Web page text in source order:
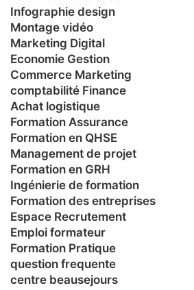
Infographie design
Montage vidéo
Marketing Digital
Economie Gestion
Commerce Marketing
comptabilité Finance
Achat logistique
Formation Assurance
Formation en QHSE
Management de projet
Formation en GRH
Ingénierie de formation
Formation des entreprises
Espace Recrutement
Emploi formateur
Formation Pratique
question frequente
centre beausejours